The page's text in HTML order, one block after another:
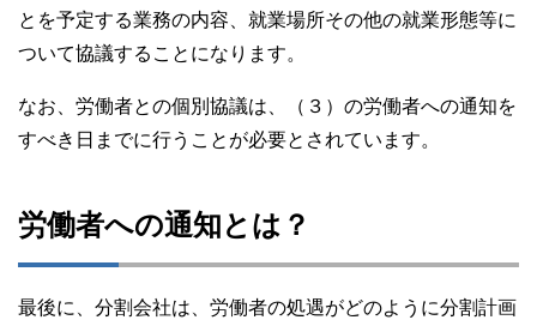
とを予定する業務の内容、就業場所その他の就業形態等に
ついて協議することになります。
なお、労働者との個別協議は、（３）の労働者への通知を
すべき日までに行うことが必要とされています。
労働者への通知とは？
最後に、分割会社は、労働者の処遇がどのように分割計画